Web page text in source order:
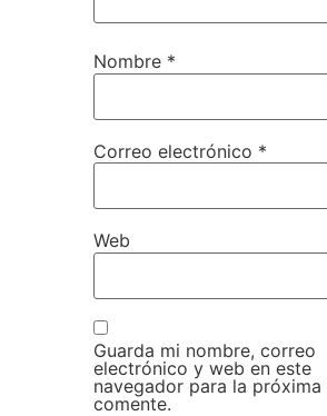
Nombre *
Correo electrónico *
Web
Guarda mi nombre, correo
electrónico y web en este
navegador para la próxima
comente.